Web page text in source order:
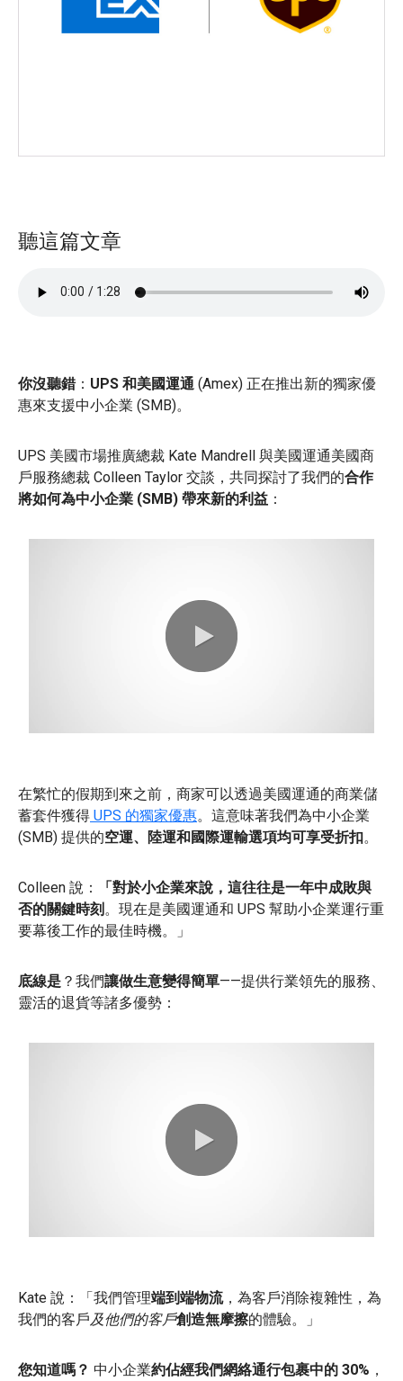
聽這篇文章
你沒聽錯： UPS 和美國運通 (Amex) 正在推出新的獨家優
惠來支援中小企業 (SMB)。
UPS 美國市場推廣總裁 Kate Mandrell 與美國運通美國商
戶服務總裁 Colleen Taylor 交談，共同探討了我們的合作
將如何為中小企業 (SMB) 帶來新的利益 ：
在繁忙的假期到來之前，商家可以透過美國運通的商業儲
蓄套件獲得 UPS 的獨家優惠。這意味著我們為中小企業
(SMB) 提供的空運、陸運和國際運輸選項均可享受折扣。
Colleen 說：
「對於小企業來說，這往往是一年中成敗與
否的關鍵時刻 。現在是美國運通和 UPS 幫助小企業運行重
要幕後工作的最佳時機。」
底線是 ？我們讓做生意變得簡單——提供行業領先的服務、
靈活的退貨等諸多優勢：
Kate 說：「我們管理端到端物流，為客戶消除複雜性，為
我們的客戶及他們的客戶創造無摩擦的體驗。」
您知道嗎？ 中小企業約佔經我們網絡通行包裹中的 30% ，